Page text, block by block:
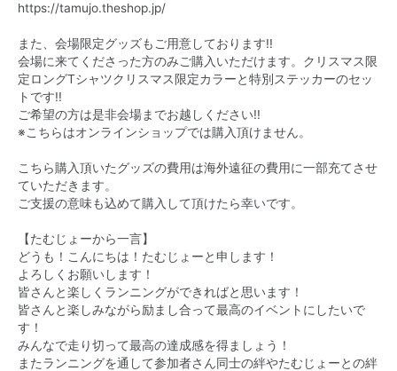
https://tamujo.theshop.jp/
また、会場限定グッズもご用意しております!!
会場に来てくださった方のみご購入いただけます。クリスマス限
定ロングTシャツクリスマス限定カラーと特別ステッカーのセッ
トです!!
ご希望の方は是非会場までお越しください!!
※こちらはオンラインショップでは購入頂けません。
こちら購入頂いたグッズの費用は海外遠征の費用に一部充てさせ
ていただきます。
ご支援の意味も込めて購入して頂けたら幸いです。
【たむじょーから一言】
どうも！こんにちは！たむじょーと申します！
よろしくお願いします！
皆さんと楽しくランニングができればと思います！
皆さんと楽しみながら励まし合って最高のイベントにしたいで
す！
みんなで走り切って最高の達成感を得ましょう！
またランニングを通して参加者さん同士の絆やたむじょーとの絆